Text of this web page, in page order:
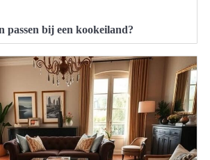
bij een kookeiland?